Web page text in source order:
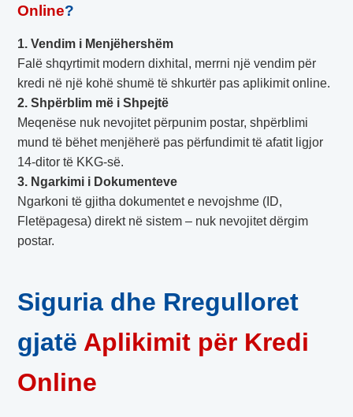
Online?
1. Vendim i Menjëhershëm
Falë shqyrtimit modern dixhital, merrni një vendim për
kredi në një kohë shumë të shkurtër pas aplikimit online.
2. Shpërblim më i Shpejtë
Meqenëse nuk nevojitet përpunim postar, shpërblimi
mund të bëhet menjëherë pas përfundimit të afatit ligjor
14-ditor të KKG-së.
3. Ngarkimi i Dokumenteve
Ngarkoni të gjitha dokumentet e nevojshme (ID,
Fletëpagesa) direkt në sistem – nuk nevojitet dërgim
postar.
Siguria dhe Rregulloret
gjatë Aplikimit për Kredi
Online